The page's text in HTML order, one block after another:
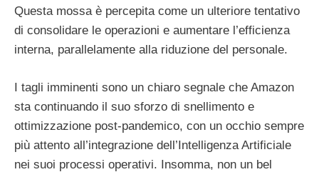
Questa mossa è percepita come un ulteriore tentativo
di consolidare le operazioni e aumentare l’efficienza
interna, parallelamente alla riduzione del personale.
I tagli imminenti sono un chiaro segnale che Amazon
sta continuando il suo sforzo di snellimento e
ottimizzazione post-pandemico, con un occhio sempre
più attento all’integrazione dell’Intelligenza Artificiale
nei suoi processi operativi. Insomma, non un bel